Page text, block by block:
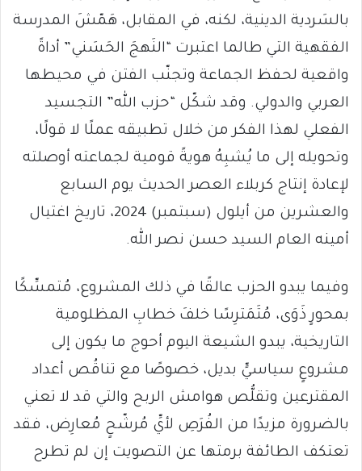
بالسَردية الدينية، لكنه، في المقابل، هَمّشَ المدرسة
الفقهية التي طالما اعتبرت “النَهجَ الحَسَني” أداةً
واقعية لحفظ الجماعة وتجنّب الفتن في محيطها
العربي والدولي. وقد شكّل “حزب الله” التجسيد
الفعلي لهذا الفكر من خلال تطبيقه عملًا لا قولًا،
وتحويله إلى ما يُشبِهُ هويةً قومية لجماعته أوصلته
لإعادة إنتاج كربلاء العصر الحديث يوم السابع
والعشرين من أيلول (سبتمبر) 2024، تاريخ اغتيال
أمينه العام السيد حسن نصر الله.
وفيما يبدو الحزب عالقًا في ذلك المشروع، مُتمسِّكًا
بمحورٍ ذَوَى، مُتَمَترِسًا خلفَ خطابِ المظلومية
التاريخية، يبدو الشيعة اليوم أحوج ما يكون إلى
مشروعٍ سياسيٍّ بديل، خصوصًا مع تناقُص أعداد
المقترعين وتقلُّص هوامش الربح والتي قد لا تعني
بالضرورة مزيدًا من الفُرَصِ لأيِّ مُرشّحٍ مُعارِض، فقد
تعتكف الطائفة برمتها عن التصويت إن لم تطرح